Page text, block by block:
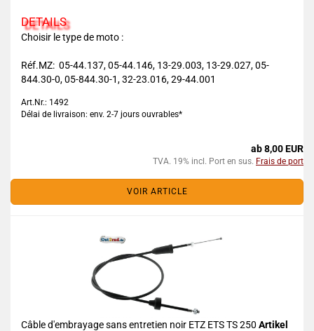
DETAILS
Choisir le type de moto :
Réf.MZ: 05-44.137, 05-44.146, 13-29.003, 13-29.027, 05-
844.30-0, 05-844.30-1, 32-23.016, 29-44.001
Art.Nr.: 1492
Délai de livraison: env. 2-7 jours ouvrables*
ab 8,00 EUR
TVA. 19% incl. Port en sus. Frais de port
VOIR ARTICLE
Câble d'embrayage sans entretien noir ETZ ETS TS 250 Artikel